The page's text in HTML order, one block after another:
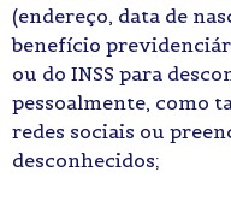
(endereço, data de
benefício
ou do INSS para
pessoalmente, como
redes sociais ou
desconhecidos;